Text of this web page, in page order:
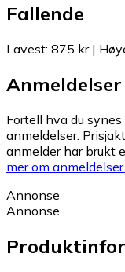
Fallende
Lavest: 875 kr|
Anmeldelser
Fortell hva du
anmeldelser.
anmelder har brukt
mer om anmeldelser.
Annonse
Annonse